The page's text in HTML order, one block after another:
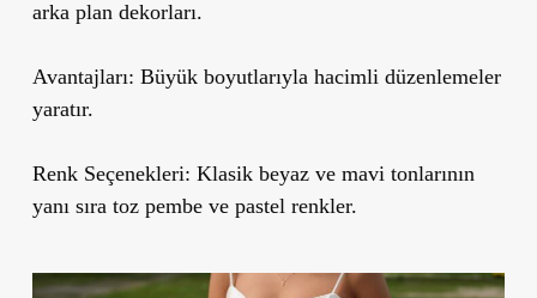
arka plan dekorları.
Avantajları: Büyük boyutlarıyla hacimli düzenlemeler
yaratır.
Renk Seçenekleri: Klasik beyaz ve mavi tonlarının
yanı sıra toz pembe ve pastel renkler.